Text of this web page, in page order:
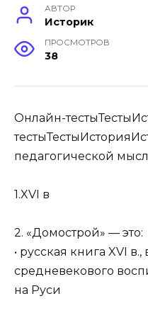
АВТОР
Историк
ПРОСМОТРОВ
38
Онлайн-
педагогической
1.XVI в
2. «Домострой» — это:
• русская книга XVI
средневекового
на Руси